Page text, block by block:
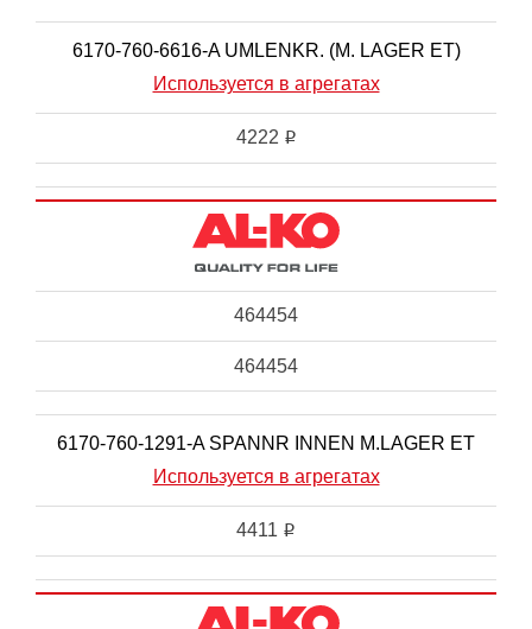
6170-760-6616-A UMLENKR. (M. LAGER ET)
Используется в агрегатах
4222 i
464454
464454
6170-760-1291-A SPANNR INNEN M.LAGER ET
Используется в агрегатах
4411 i